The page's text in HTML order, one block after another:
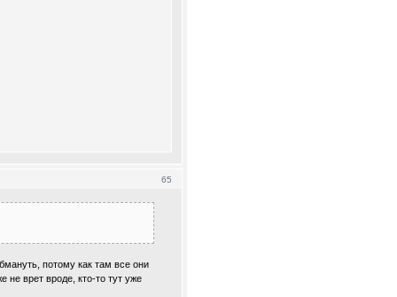
65
потому как там все они
не врет вроде, кто-то тут уже